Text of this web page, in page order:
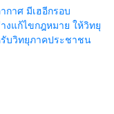
กาศ มีเฮอีกรอบ
งแก้ไขกฎหมาย ให้วิทยุ
บวิทยุภาคประชาชน